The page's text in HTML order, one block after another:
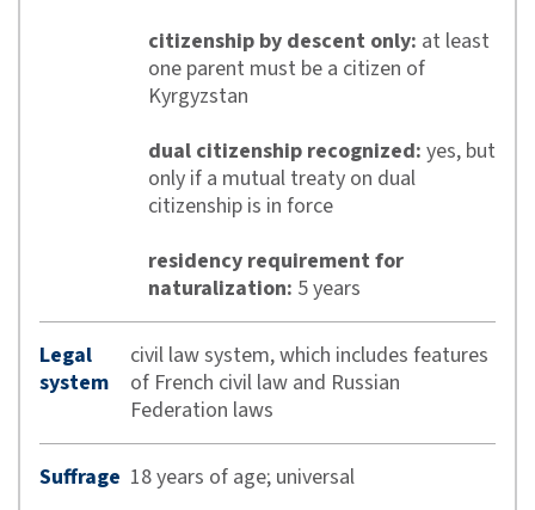
citizenship by descent only: at least
one parent must be a citizen of
Kyrgyzstan
dual citizenship recognized: yes, but
only if a mutual treaty on dual
citizenship is in force
residency requirement for
naturalization: 5 years
Legal
system
civil law system, which includes features
of French civil law and Russian
Federation laws
Suffrage 18 years of age; universal